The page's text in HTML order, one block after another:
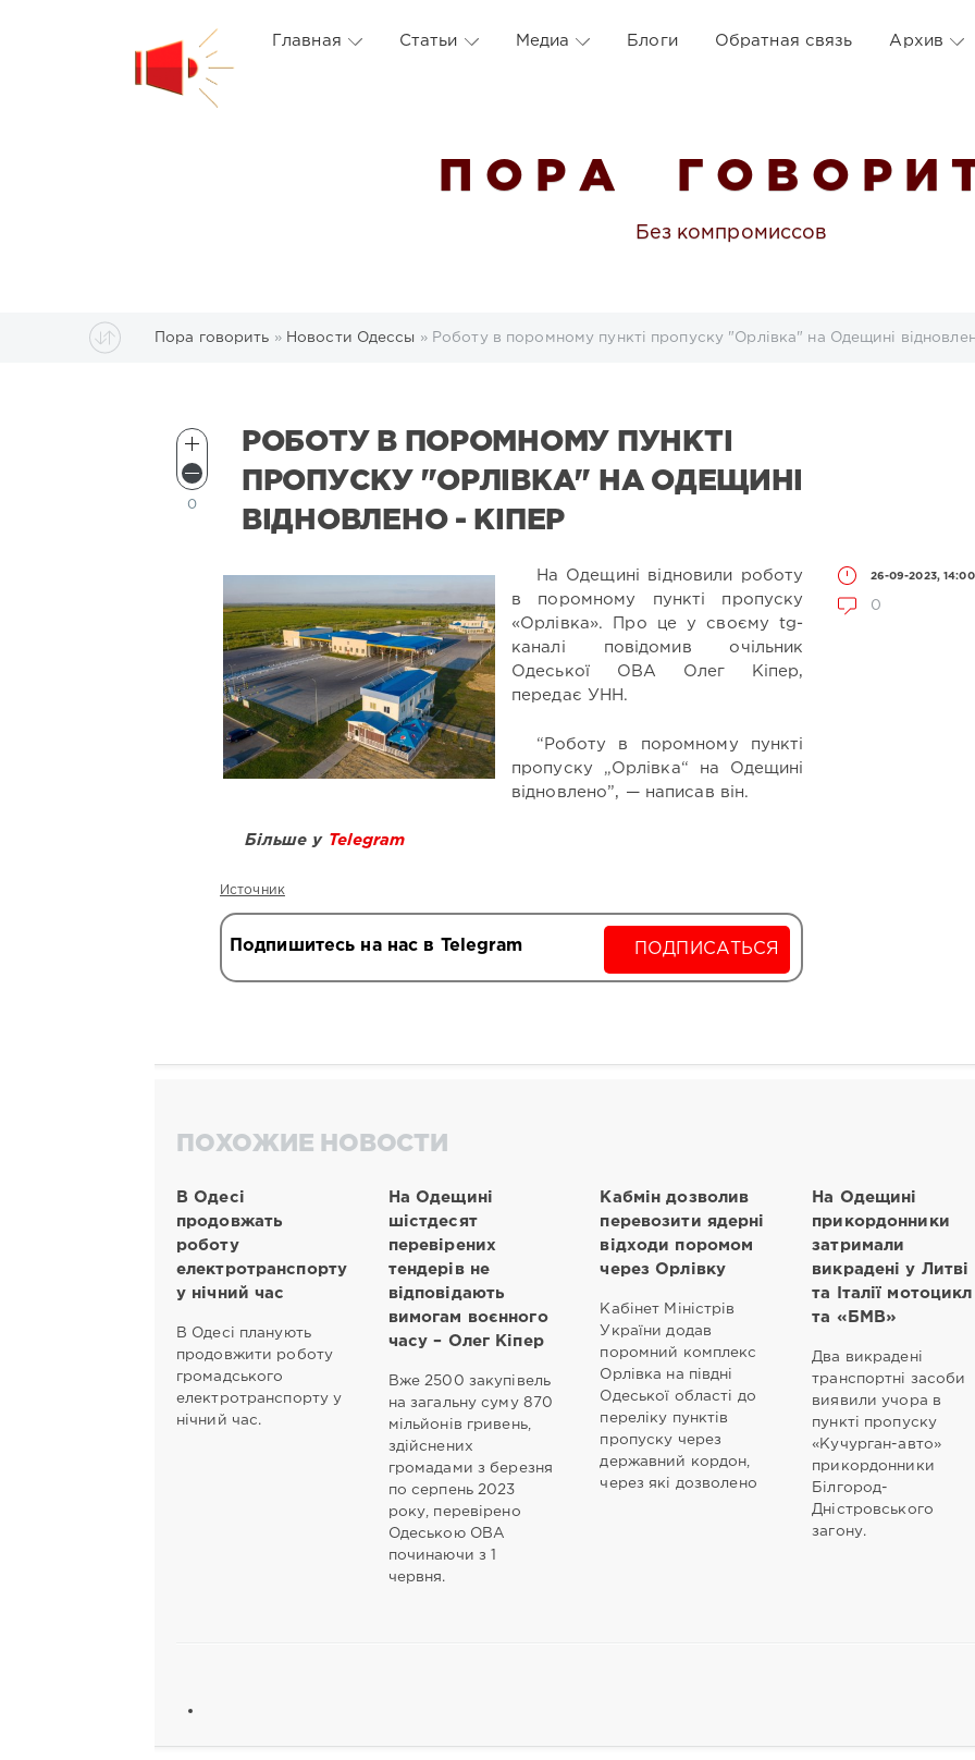
Главная Статьи Медиа Блоги Обратная связь Архив
П О Р А Г О В О Р И
Без компромиссов
Пора говорить » Новости Одессы » Роботу в поромному пункті пропуску "Орлівка" на Одещині
РОБОТУ В ПОРОМНОМУ ПУНКТІ
ПРОПУСКУ "ОРЛІВКА" НА ОДЕЩИНІ
ВІДНОВЛЕНО - КІПЕР
26-09-2023, 14:00
0
0
На Одещині відновили роботу
в поромному пункті пропуску
«Орлівка». Про це у своєму tg-
каналі повідомив очільник
Одеської ОВА Олег Кіпер,
передає УНН.
“Роботу в поромному пункті
пропуску „Орлівка“ на Одещині
відновлено”, — написав він.
Більше у Telegram
Источник
Подпишитесь на нас в Telegram ПОДПИСАТЬСЯ
ПОХОЖИЕ НОВОСТИ
В Одесі
продовжать
роботу
електротранспорту
у нічний час
В Одесі планують
продовжити роботу
громадського
електротранспорту у
нічний час.
На Одещині
шістдесят
перевірених
тендерів не
відповідають
вимогам воєнного
часу – Олег Кіпер
Вже 2500 закупівель
на загальну суму 870
мільйонів гривень,
здійснених
громадами з березня
по серпень 2023
року, перевірено
Одеською ОВА
починаючи з 1
червня.
Кабмін дозволив
перевозити ядерні
відходи поромом
через Орлівку
Кабінет Міністрів
України додав
поромний комплекс
Орлівка на півдні
Одеської області до
переліку пунктів
пропуску через
державний кордон,
через які дозволено
На Одещині
прикордонники
затримали
викрадені у Литві
та Італії мотоцикл
та «БМВ»
Два викрадені
транспортні засоби
виявили учора в
пункті пропуску
«Кучурган-авто»
прикордонники
Білгород-
Дністровського
загону.